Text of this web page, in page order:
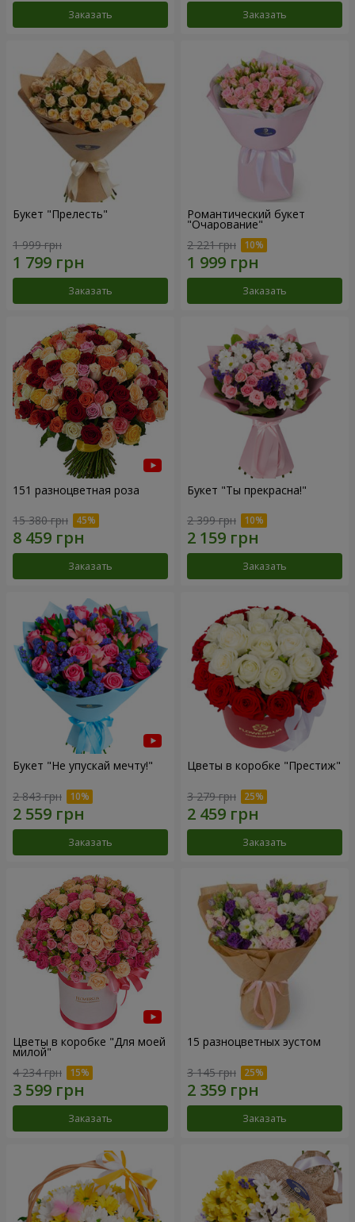
Заказать Заказать
Букет "Прелесть"
1 999 грн
Заказать
Романтический букет
"Очарование"
2 221 грн
Заказать
151 разноцветная роза
15 380 грн
Заказать
Букет "Ты прекрасна!"
2 399 грн
Заказать
Букет "Не упускай мечту!"
2 843 грн
Заказать
Цветы в коробке "Престиж"
3 279 грн
Заказать
Цветы в коробке "Для моей
милой"
4 234 грн
Заказать
15 разноцветных эустом
3 145 грн
Заказать